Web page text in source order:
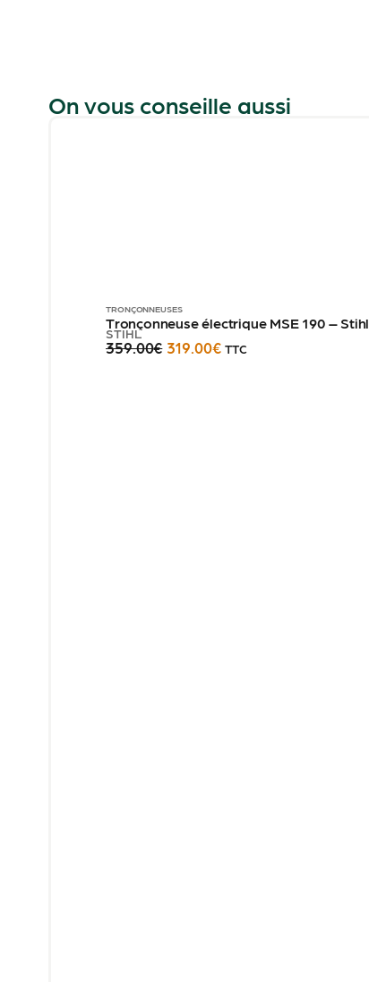
On vous conseille aussi
TRONÇONNEUSES
Tronçonneuse électrique MSE 190 – Stihl
STIHL
359.00€ 319.00€ TTC